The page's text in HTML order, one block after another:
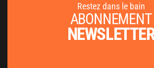
Restez dans le bain
ABONNEMENT